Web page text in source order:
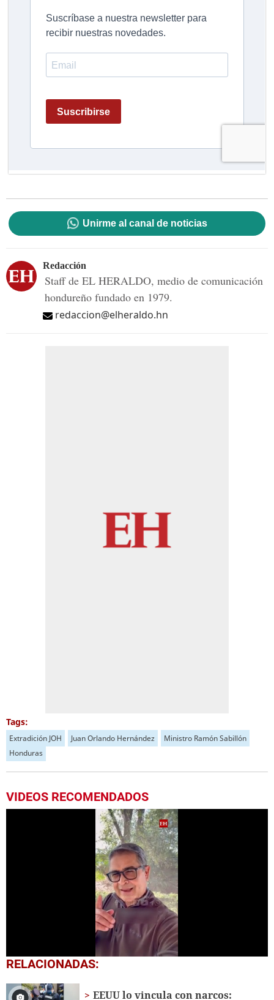
Unirme al canal de noticias
Redacción
Staff de EL HERALDO, medio de comunicación
hondureño fundado en 1979.
redaccion@elheraldo.hn
Tags:
Extradición JOH Juan Orlando Hernández
Ministro Ramón Sabillón
Honduras
VIDEOS RECOMENDADOS
0
seconds
1
RELACIONADAS:
EEUU lo vincula con narcos: